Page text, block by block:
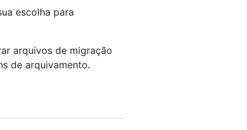
escolha para
arquivos de migração
de arquivamento.